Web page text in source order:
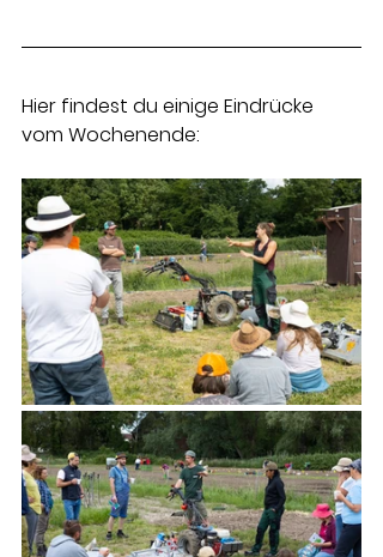
Hier findest du einige Eindrücke
vom Wochenende: